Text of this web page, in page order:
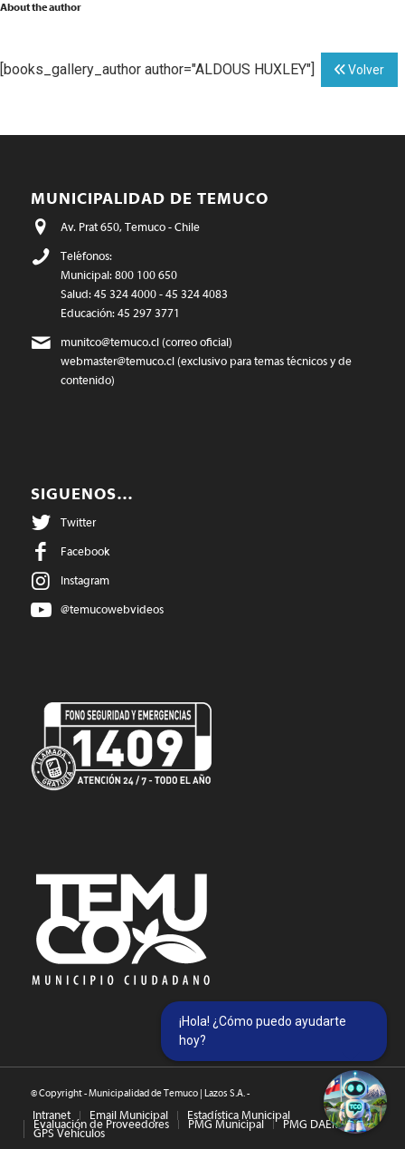
About the author
[books_gallery_author author="ALDOUS HUXLEY"] Volver
MUNICIPALIDAD DE TEMUCO
Av. Prat 650, Temuco - Chile
Teléfonos:
Municipal: 800 100 650
Salud: 45 324 4000 - 45 324 4083
Educación: 45 297 3771
munitco@temuco.cl(correo oficial)
webmaster@temuco.cl(exclusivo para temas técnicos y de
contenido)
SIGUENOS…
Twitter
Facebook
Instagram
@temucowebvideos
© Copyright - Municipalidad de Temuco | Lazos S.A. -
Intranet Email Municipal Estadística Municipal
Evaluación de Proveedores PMG Municipal PMG DAEM
GPS Vehículos
¡Hola! ¿Cómo puedo ayudarte
hoy?